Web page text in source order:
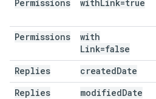
Permissions
withLink=true
Permissions
with
Link=false
Replies
createdDate
Replies
modifiedDate